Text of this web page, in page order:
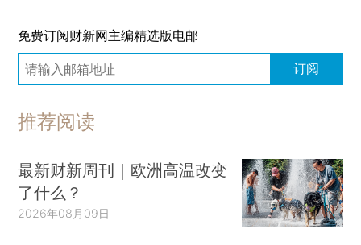
免费订阅财新网主编精选版电邮
订阅
推荐阅读
最新财新周刊｜欧洲高温改变
了什么？
2026年08月09日